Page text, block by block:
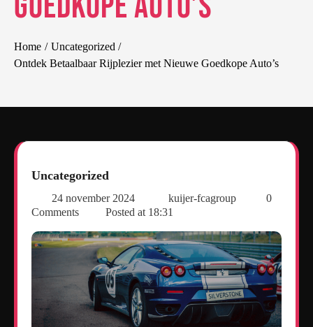
Home
Uncategorized
Ontdek Betaalbaar Rijplezier met Nieuwe Goedkope Auto’s
Uncategorized
24 november 2024 kuijer-fcagroup
0
Comments
Posted at 18:31